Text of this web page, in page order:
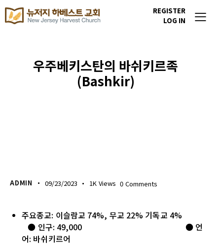
REGISTER
LOG IN
우주베키스탄의 바쉬키르족
(Bashkir)
ADMIN 09/23/2023 1K Views 0 Comments
주요종교: 이슬람교 74%, 무교 22% 기독교 4%
● 인구: 49,000 ● 언
어: 바쉬키르어